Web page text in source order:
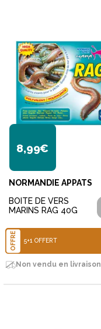
8,99€
NORMANDIE APPATS
BOITE DE VERS
MARINS RAG 40G
OFFRE 5+1 OFFERT
Non vendu en livraison